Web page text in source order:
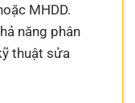
MHDD.
năng phân
thuật sửa